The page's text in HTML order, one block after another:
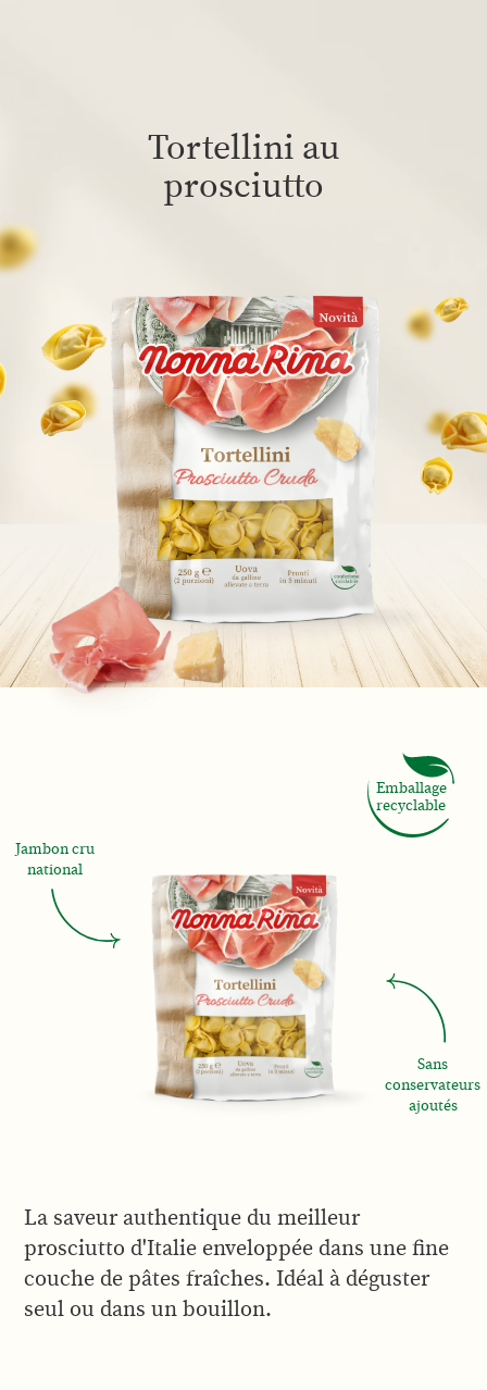
Tortellini au
prosciutto
Emballage
recyclable
Jambon cru
national
Sans
conservateurs
ajoutés
La saveur authentique du meilleur
prosciutto d'Italie enveloppée dans une fine
couche de pâtes fraîches. Idéal à déguster
seul ou dans un bouillon.